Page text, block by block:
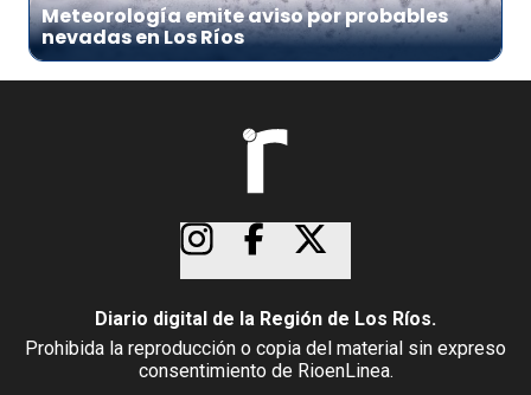
Meteorología emite aviso por probables
nevadas en Los Ríos
Diario digital de la Región de Los Ríos.
Prohibida la reproducción o copia del material sin expreso
consentimiento de RioenLinea.